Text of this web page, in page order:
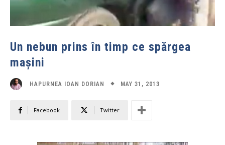
Un nebun prins în timp ce spărgea
mașini
HAPURNEA IOAN DORIAN MAY 31, 2013
Facebook Twitter